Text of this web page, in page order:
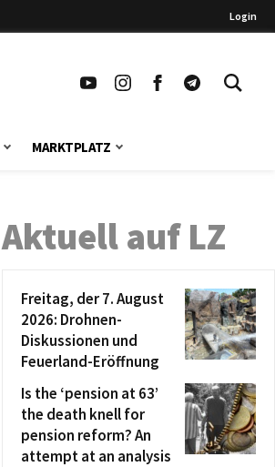
Login
MARKTPLATZ
Aktuell auf LZ
Freitag, der 7. August
2026: Drohnen-
Diskussionen und
Feuerland-Eröffnung
Is the ‘pension at 63’
the death knell for
pension reform? An
attempt at an analysis